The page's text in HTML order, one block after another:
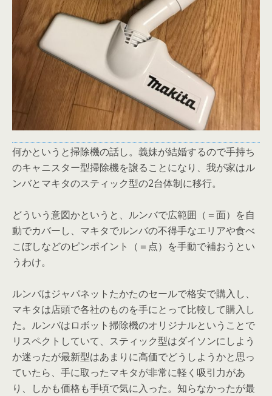
何かというと掃除機の話し。義妹が結婚するので手持ち
のキャニスター型掃除機を譲ることになり、我が家はル
ンバとマキタのスティック型の2台体制に移行。
どういう意図かというと、ルンバで広範囲（＝面）を自
動でカバーし、マキタでルンバの不得手なエリアや食べ
こぼしなどのピンポイント（＝点）を手動で補おうとい
うわけ。
ルンバはジャパネットたかたのセールで格安で購入し、
マキタは店頭で各社のものを手にとって比較して購入し
た。ルンバはロボット掃除機のオリジナルということで
リスペクトしていて、スティック型はダイソンにしよう
か迷ったが最新型はあまりに高価でどうしようかと思っ
ていたら、手に取ったマキタが非常に軽く吸引力があ
り、しかも価格も手頃で気に入った。知らなかったが最